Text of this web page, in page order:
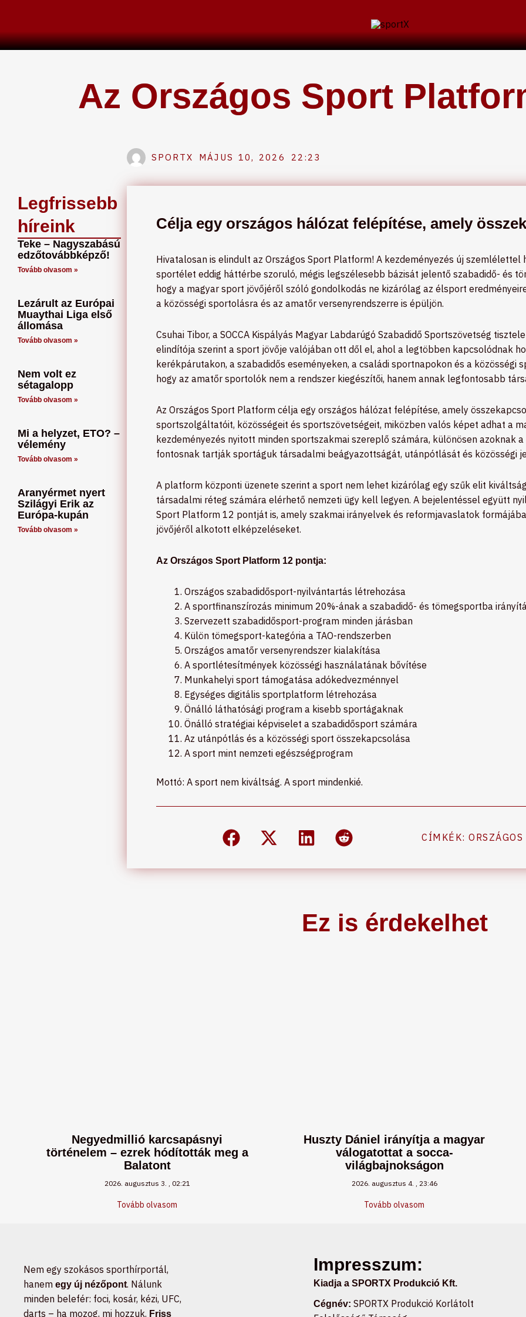
content
Az Országos Sport
SPORTX MÁJUS 10, 2026 22:23
Legfrissebb
híreink
Teke – Nagyszabású
edzőtovábbképző!
Tovább olvasom »
Lezárult az Európai
Muaythai Liga első
állomása
Tovább olvasom »
Nem volt ez
sétagalopp
Tovább olvasom »
Mi a helyzet, ETO? –
vélemény
Tovább olvasom »
Aranyérmet nyert
Szilágyi Erik az
Európa-kupán
Tovább olvasom »
Célja egy országos hálózat felépítése, amely
Hivatalosan is elindult az Országos Sport Platform! A kezdeményezés új szemlélettel
sportélet eddig háttérbe szoruló, mégis legszélesebb bázisát jelentő szabadidő- és
hogy a magyar sport jövőjéről szóló gondolkodás ne kizárólag az élsport
a közösségi sportolásra és az amatőr versenyrendszerre is épüljön.
Csuhai Tibor, a SOCCA Kispályás Magyar Labdarúgó Szabadidő Sportszövetség
elindítója szerint a sport jövője valójában ott dől el, ahol a legtöbben kapcsolódnak
kerékpárutakon, a szabadidős eseményeken, a családi sportnapokon és a közösségi
hogy az amatőr sportolók nem a rendszer kiegészítői, hanem annak legfontosabb
Az Országos Sport Platform célja egy országos hálózat felépítése, amely
sportszolgáltatóit, közösségeit és sportszövetségeit, miközben valós képet adhat a
kezdeményezés nyitott minden sportszakmai szereplő számára, különösen azoknak
fontosnak tartják sportáguk társadalmi beágyazottságát, utánpótlását és közösségi
A platform központi üzenete szerint a sport nem lehet kizárólag egy szűk elit
társadalmi réteg számára elérhető nemzeti ügy kell legyen. A bejelentéssel együtt
Sport Platform 12 pontját is, amely szakmai irányelvek és reformjavaslatok
jövőjéről alkotott elképzeléseket.
Az Országos Sport Platform 12 pontja:
Országos szabadidősport-nyilvántartás létrehozása
A sportfinanszírozás minimum 20%-ának a szabadidő- és tömegsportba
Szervezett szabadidősport-program minden járásban
Külön tömegsport-kategória a TAO-rendszerben
Országos amatőr versenyrendszer kialakítása
A sportlétesítmények közösségi használatának bővítése
Munkahelyi sport támogatása adókedvezménnyel
Egységes digitális sportplatform létrehozása
Önálló láthatósági program a kisebb sportágaknak
Önálló stratégiai képviselet a szabadidősport számára
Az utánpótlás és a közösségi sport összekapcsolása
A sport mint nemzeti egészségprogram
Mottó: A sport nem kiváltság. A sport mindenkié.
CÍMKÉK:
Ez is érdekelhet
Negyedmillió karcsapásnyi
történelem – ezrek hódították meg a
Balatont
2026. augusztus 3. 02:21
Tovább olvasom
Huszty Dániel irányítja a magyar
válogatottat a socca-
világbajnokságon
2026. augusztus 4. 23:46
Tovább olvasom
Nem egy szokásos sporthírportál,
hanem egy új nézőpont. Nálunk
minden belefér: foci, kosár, kézi, UFC,
darts – ha mozog, mi hozzuk. Friss
Impresszum:
Kiadja a SPORTX Produkció Kft.
Cégnév: SPORTX Produkció Korlátolt